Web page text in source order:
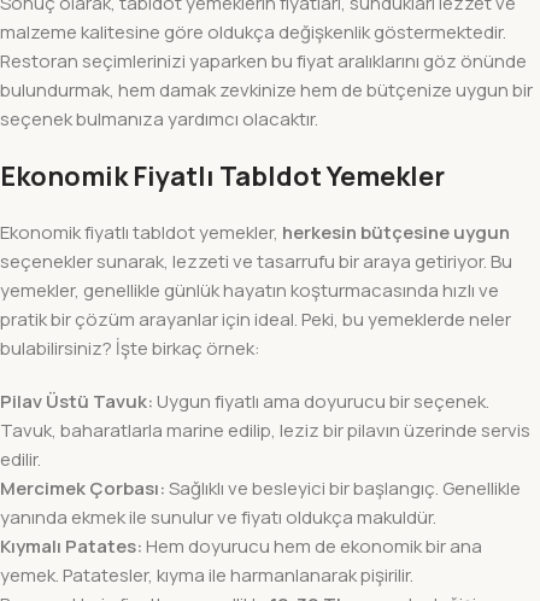
malzeme kalitesine göre oldukça değişkenlik göstermektedir.
Restoran seçimlerinizi yaparken bu fiyat aralıklarını göz önünde
bulundurmak, hem damak zevkinize hem de bütçenize uygun bir
seçenek bulmanıza yardımcı olacaktır.
Ekonomik Fiyatlı Tabldot Yemekler
Ekonomik fiyatlı tabldot yemekler, herkesin bütçesine uygun
seçenekler sunarak, lezzeti ve tasarrufu bir araya getiriyor. Bu
yemekler, genellikle günlük hayatın koşturmacasında hızlı ve
pratik bir çözüm arayanlar için ideal. Peki, bu yemeklerde neler
bulabilirsiniz? İşte birkaç örnek:
Pilav Üstü Tavuk: Uygun fiyatlı ama doyurucu bir seçenek.
Tavuk, baharatlarla marine edilip, leziz bir pilavın üzerinde servis
edilir.
Mercimek Çorbası:Sağlıklı ve besleyici bir başlangıç. Genellikle
yanında ekmek ile sunulur ve fiyatı oldukça makuldür.
Kıymalı Patates: Hem doyurucu hem de ekonomik bir ana
yemek. Patatesler, kıyma ile harmanlanarak pişirilir.